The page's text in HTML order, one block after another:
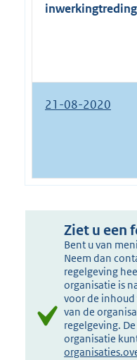
inwerkingtreding
21-08-2020
Ziet u een
Bent u van
Neem dan
regelgeving
organisatie is
voor de inhoud
van de
regelgeving.
organisatie